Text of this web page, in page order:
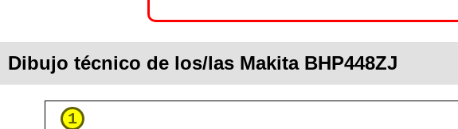
Dibujo técnico de los/las Makita BHP448ZJ
1